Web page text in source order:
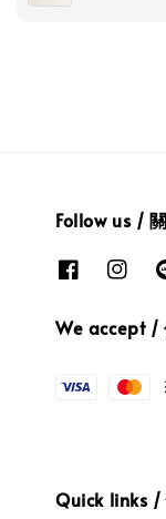
Follow us /
We accept /
Quick links /